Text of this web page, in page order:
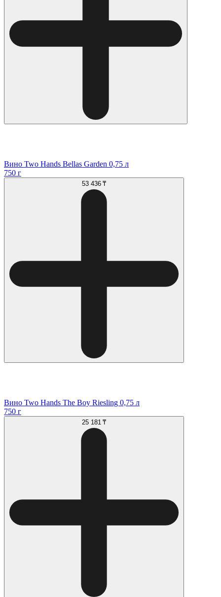
Вино Two Hands Bellas Garden 0,75 л
750 г
53 436 ₸
Вино Two Hands The Boy Riesling 0,75 л
750 г
25 181 ₸